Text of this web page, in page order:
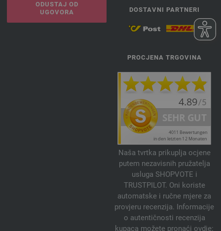
ODUSTAJ OD
UGOVORA
DOSTAVNI PARTNERI
PROCJENA TRGOVINA
Naša tvrtka prikuplja ocjene
putem nezavisnih pružatelja
usluga SHOPVOTE i
TRUSTPILOT. Oni koriste
automatske i ručne mjere za
provjeru recenzija. Informacije
o autentičnosti recenzija
kupaca možete pronaći ovdje: